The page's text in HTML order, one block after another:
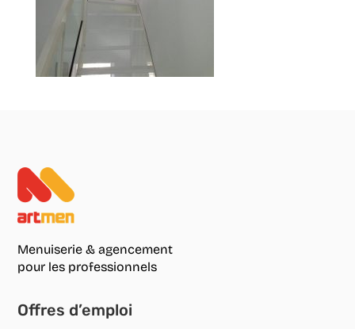
Menuiserie & agencement
pour les professionnels
Offres d’emploi